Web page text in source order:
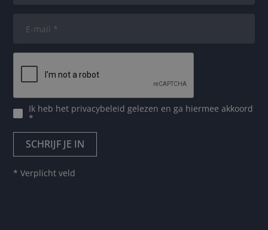
Ik heb het privacybeleid gelezen en ga hiermee akkoord
*
* Verplicht veld